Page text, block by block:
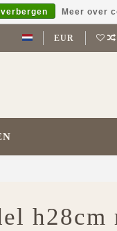
EUR
h28cm
Meer over